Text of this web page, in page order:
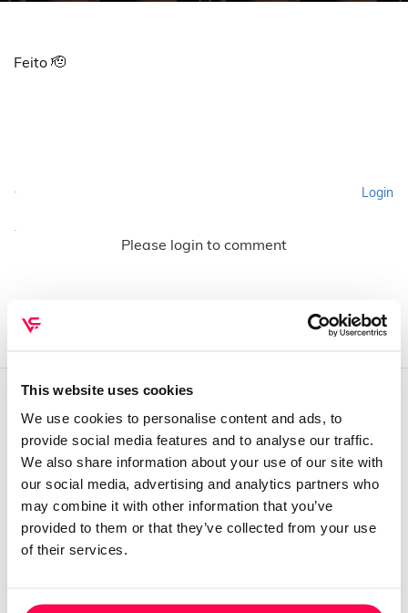
This website uses cookies
We use cookies to personalise content and ads, to
provide social media features and to analyse our traffic.
We also share information about your use of our site with
our social media, advertising and analytics partners who
may combine it with other information that you’ve
provided to them or that they’ve collected from your use
of their services.
Feito 🫡
Login
Please login to comment
QUEM SOMOS
Sobre mim
Contactos
Conta cliente
Recuperar Password